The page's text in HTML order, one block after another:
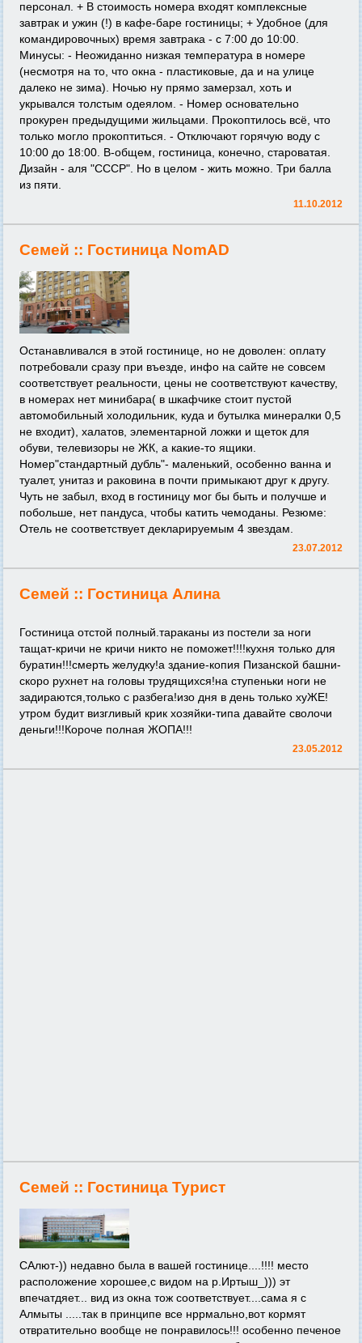
персонал. + В стоимость номера входят комплексные
завтрак и ужин (!) в кафе-баре гостиницы; + Удобное (для
командировочных) время завтрака - с 7:00 до 10:00.
Минусы: - Неожиданно низкая температура в номере
(несмотря на то, что окна - пластиковые, да и на улице
далеко не зима). Ночью ну прямо замерзал, хоть и
укрывался толстым одеялом. - Номер основательно
прокурен предыдущими жильцами. Прокоптилось всё, что
только могло прокоптиться. - Отключают горячую воду с
10:00 до 18:00. В-общем, гостиница, конечно, староватая.
Дизайн - аля "СССР". Но в целом - жить можно. Три балла
из пяти.
11.10.2012
Семей :: Гостиница NomAD
Останавливался в этой гостинице, но не доволен: оплату
потребовали сразу при въезде, инфо на сайте не совсем
соответствует реальности, цены не соответствуют качеству,
в номерах нет минибара( в шкафчике стоит пустой
автомобильный холодильник, куда и бутылка минералки 0,5
не входит), халатов, элементарной ложки и щеток для
обуви, телевизоры не ЖК, а какие-то ящики.
Номер"стандартный дубль"- маленький, особенно ванна и
туалет, унитаз и раковина в почти примыкают друг к другу.
Чуть не забыл, вход в гостиницу мог бы быть и получше и
побольше, нет пандуса, чтобы катить чемоданы. Резюме:
Отель не соответствует декларируемым 4 звездам.
23.07.2012
Семей :: Гостиница Алина
Гостиница отстой полный.тараканы из постели за ноги
тащат-кричи не кричи никто не поможет!!!!кухня только для
буратин!!!смерть желудку!а здание-копия Пизанской башни-
скоро рухнет на головы трудящихся!на ступеньки ноги не
задираются,только с разбега!изо дня в день только хуЖЕ!
утром будит визгливый крик хозяйки-типа давайте сволочи
деньги!!!Короче полная ЖОПА!!!
23.05.2012
Семей :: Гостиница Турист
САлют-)) недавно была в вашей гостинице....!!!! место
расположение хорошее,с видом на р.Иртыш_))) эт
впечатдяет... вид из окна тож соответствует....сама я с
Алмыты .....так в принципе все нррмально,вот кормят
отвратительно вообще не понравилось!!! особенно печеное